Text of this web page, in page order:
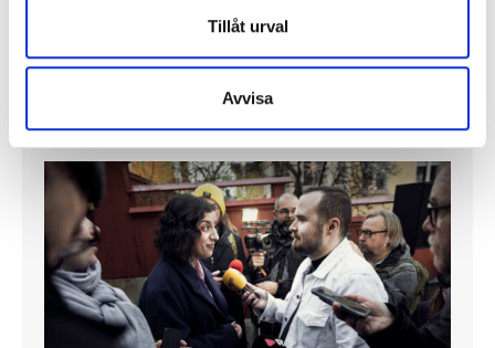
Tillåt urval
Avvisa
Så mycket tjänar dagspresscheferna
REPORTAGE